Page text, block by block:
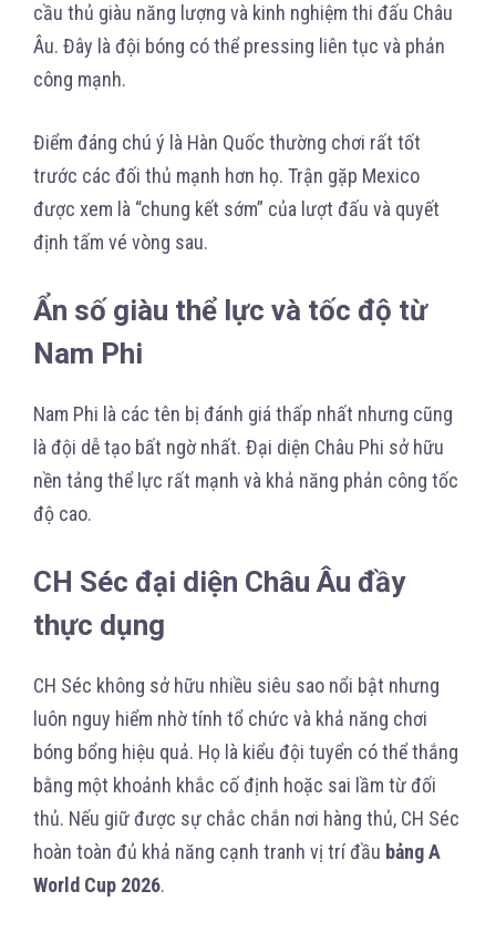
cầu thủ giàu năng lượng và kinh nghiệm thi đấu Châu
Âu. Đây là đội bóng có thể pressing liên tục và phản
công mạnh.
Điểm đáng chú ý là Hàn Quốc thường chơi rất tốt
trước các đối thủ mạnh hơn họ. Trận gặp Mexico
được xem là “chung kết sớm” của lượt đấu và quyết
định tấm vé vòng sau.
Ẩn số giàu thể lực và tốc độ từ
Nam Phi
Nam Phi là các tên bị đánh giá thấp nhất nhưng cũng
là đội dễ tạo bất ngờ nhất. Đại diện Châu Phi sở hữu
nền tảng thể lực rất mạnh và khả năng phản công tốc
độ cao.
CH Séc đại diện Châu Âu đầy
thực dụng
CH Séc không sở hữu nhiều siêu sao nổi bật nhưng
luôn nguy hiểm nhờ tính tổ chức và khả năng chơi
bóng bổng hiệu quả. Họ là kiểu đội tuyển có thể thắng
bằng một khoảnh khắc cố định hoặc sai lầm từ đối
thủ. Nếu giữ được sự chắc chắn nơi hàng thủ, CH Séc
hoàn toàn đủ khả năng cạnh tranh vị trí đầu bảng A
World Cup 2026.